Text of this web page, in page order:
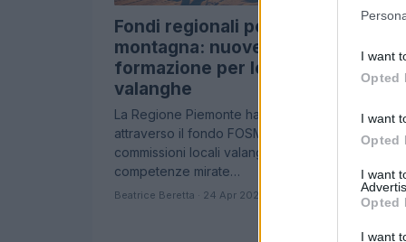
I want
Opted
I want
Opted
I want
Opted
I want
Fondi regionali per la sicurezza in
montagna: nuove tecnologie e
formazione per le commissioni
valanghe
La Regione Piemonte ha stanziato 236.380 euro
attraverso il fondo FOSMIT per dotare le
commissioni locali valanghe di strumenti e
competenze mirate…
Beatrice Beretta · 24 Apr 2026